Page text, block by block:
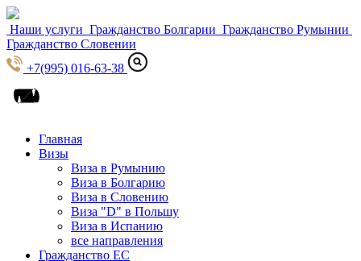
Наши услуги Гражданство Болгарии Гражданство Румынии
Гражданство Словении
+7(995) 016-63-38
Главная
Визы
Виза в Румынию
Виза в Болгарию
Виза в Словению
Виза "D" в Польшу
Виза в Испанию
все направления
Гражданство ЕС